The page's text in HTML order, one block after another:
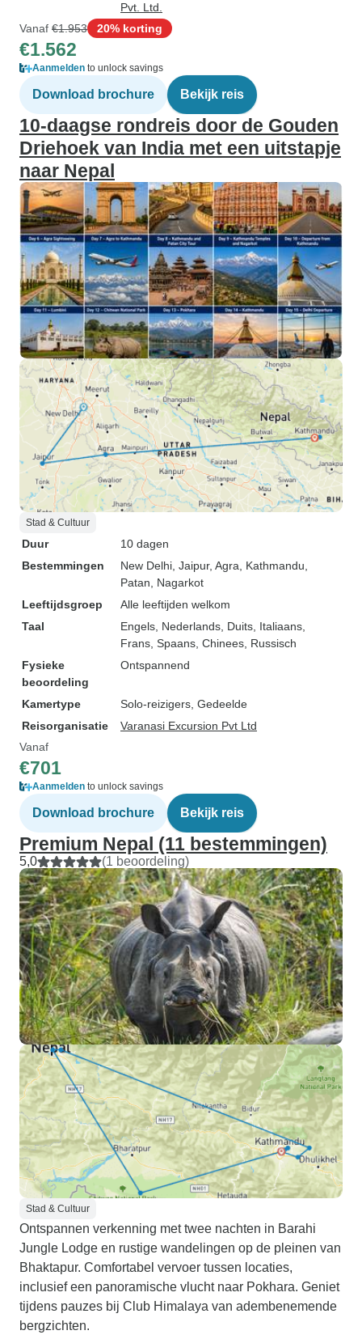
Pvt. Ltd.
Vanaf €1.953 20% korting
€1.562
Aanmelden to unlock savings
Download brochure Bekijk reis
10-daagse rondreis door de Gouden
Driehoek van India met een uitstapje
naar Nepal
Stad & Cultuur
Duur
10 dagen
Bestemmingen
New Delhi , Jaipur, Agra , Kathmandu
Patan , Nagarkot
Leeftijdsgroep
Alle leeftijden welkom
Taal
Engels, Nederlands, Duits, Italiaans,
Frans, Spaans, Chinees, Russisch
Fysieke
beoordeling
Ontspannend
Kamertype
Solo-reizigers, Gedeelde
Reisorganisatie
Varanasi Excursion Pvt Ltd
Vanaf
€701
Aanmelden to unlock savings
Download brochure Bekijk reis
Premium Nepal (11 bestemmingen)
5,0 (1 beoordeling)
Stad & Cultuur
Ontspannen verkenning met twee nachten in Barahi
Jungle Lodge en rustige wandelingen op de pleinen van
Bhaktapur. Comfortabel vervoer tussen locaties,
inclusief een panoramische vlucht naar Pokhara. Geniet
tijdens pauzes bij Club Himalaya van adembenemende
bergzichten.